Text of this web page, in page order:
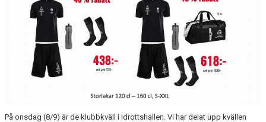
VÅRA LAG
MATCHER
FÖRETAGSCUPEN 2026
På onsdag (8/9) är de klubbkväll i Idrottshallen. Vi har delat upp kvällen